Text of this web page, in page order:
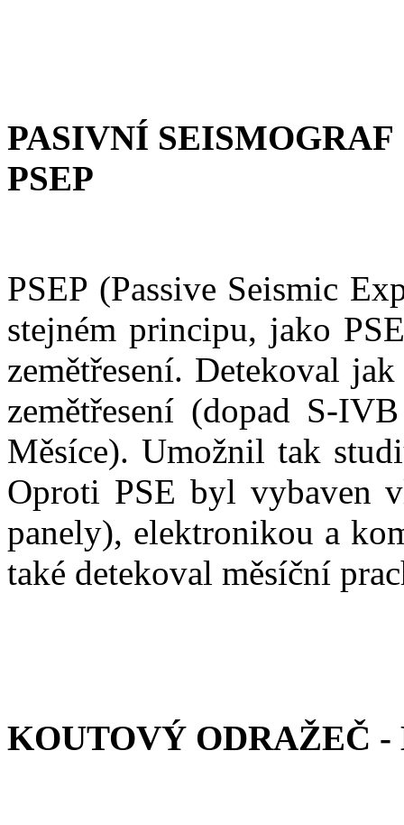
PASIVNÍ
PSEP
PSEP (Passive Seismic
stejném principu, jako
zemětřesení. Detekoval
zemětřesení (dopad S-
Měsíce). Umožnil tak
Oproti PSE byl vybaven
panely), elektronikou a
také detekoval měsíční
KOUTOVÝ ODRAŽEČ -